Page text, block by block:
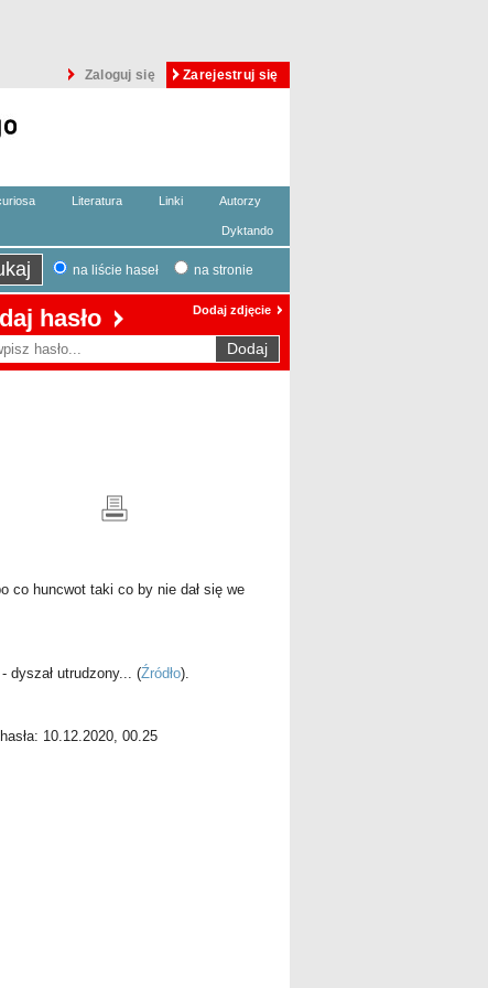
Zaloguj się Zarejestruj się
Literatura Linki Autorzy
Dyktando
na liście haseł na stronie
hasło Dodaj zdjęcie
co huncwot taki co by nie dał się we
dyszał utrudzony... (Źródło).
10.12.2020, 00.25